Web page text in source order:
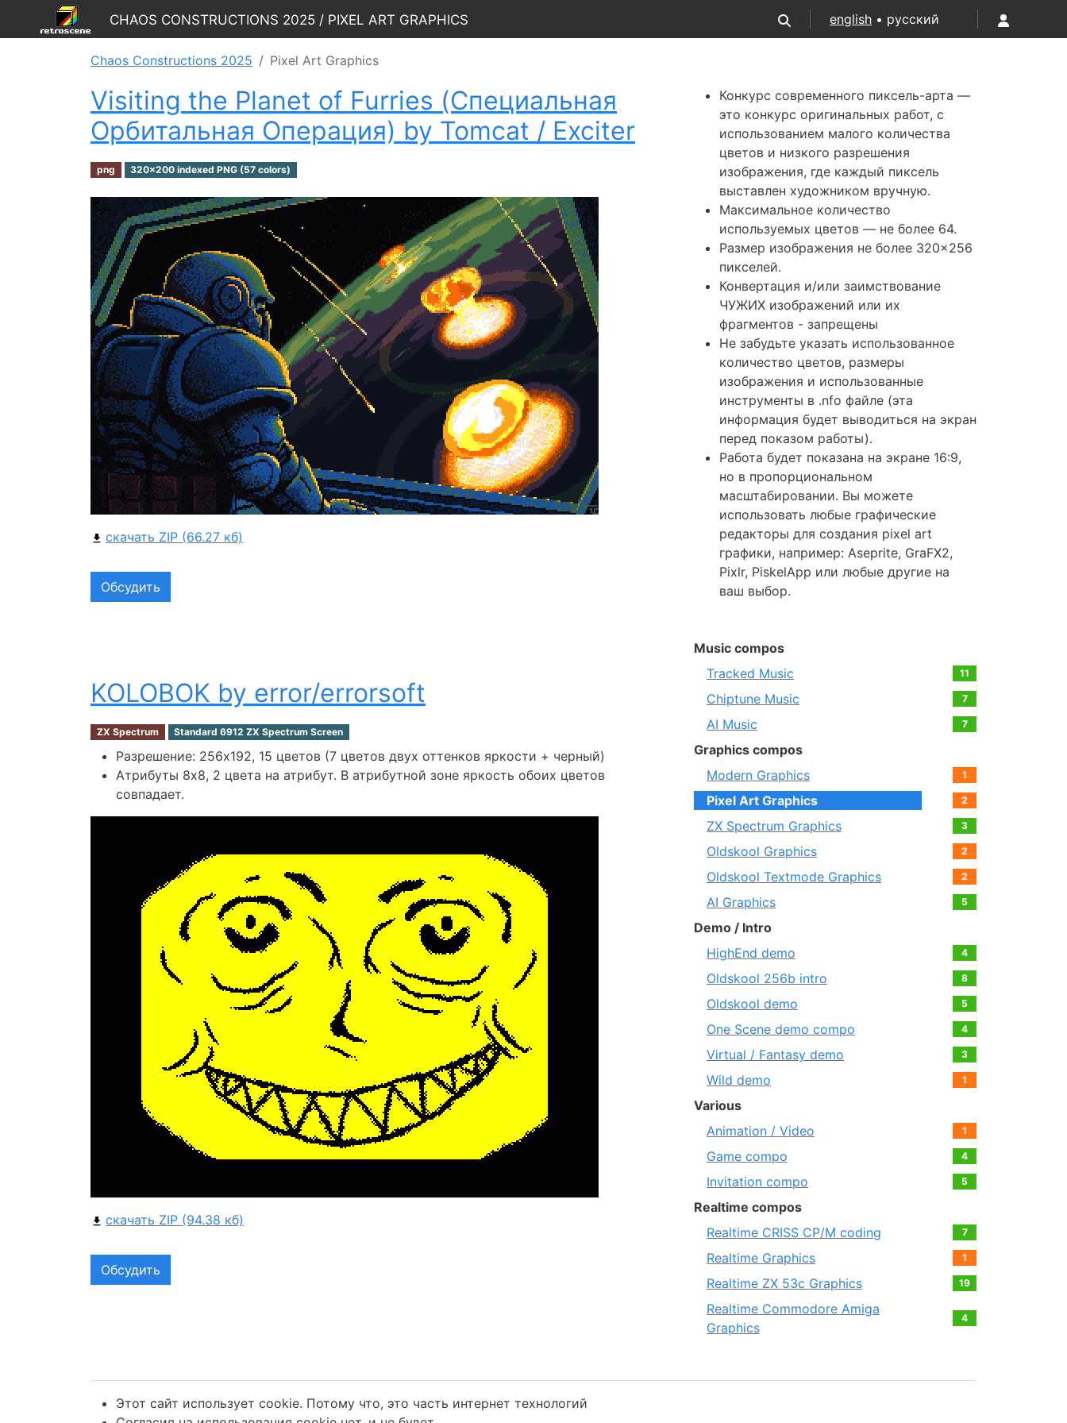
Chaos Constructions 2025 / Pixel Art Graphics english • русский
Chaos Constructions 2025 Pixel Art Graphics
Visiting the Planet of Furries (Специальная
Oрбитальная Oперация) by Tomcat / Exciter
png 320x200 indexed PNG (57 colors)
скачать ZIP (66.27 кб)
Обсудить
KOLOBOK by error/errorsoft
ZX Spectrum Standard 6912 ZX Spectrum Screen
Разрешение: 256х192, 15 цветов (7 цветов двух оттенков яркости + черный)
Атрибуты 8x8, 2 цвета на атрибут. В атрибутной зоне яркость обоих цветов
совпадает.
скачать ZIP (94.38 кб)
Обсудить
Конкурс современного пиксель-арта —
это конкурс оригинальных работ, с
использованием малого количества
цветов и низкого разрешения
изображения, где каждый пиксель
выставлен художником вручную.
Максимальное количество
используемых цветов — не более 64.
Размер изображения не более 320×256
пикселей.
Конвертация и/или заимствование
ЧУЖИХ изображений или их
фрагментов - запрещены
Не забудьте указать использованное
количество цветов, размеры
изображения и использованные
инструменты в .nfo файле (эта
информация будет выводиться на экран
перед показом работы).
Работа будет показана на экране 16:9,
но в пропорциональном
масштабировании. Вы можете
использовать любые графические
редакторы для создания pixel art
графики, например: Aseprite, GraFX2,
Pixlr, PiskelApp или любые другие на
ваш выбор.
Music compos
Tracked Music
11
Chiptune Music 7
AI Music 7
Graphics compos
Modern Graphics
1
Pixel Art Graphics 2
ZX Spectrum Graphics 3
Oldskool Graphics 2
Oldskool Textmode Graphics 2
AI Graphics 5
Demo / Intro
HighEnd demo
4
Oldskool 256b intro 8
Oldskool demo 5
One Scene demo compo 4
Virtual / Fantasy demo 3
Wild demo 1
Various
Animation / Video
1
Game compo 4
Invitation compo 5
Realtime compos
Realtime CRISS CP/M coding
7
Realtime Graphics 1
Realtime ZX 53с Graphics 19
Realtime Commodore Amiga
Graphics
4
Этот сайт использует cookie. Потому что, это часть интернет технологий